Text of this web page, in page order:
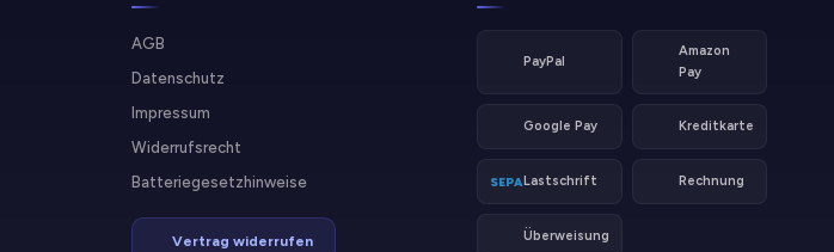
AGB
Datenschutz
Impressum
Widerrufsrecht
Batteriegesetzhinweise
Vertrag widerrufen
PayPal
Amazon
Pay
Google Pay Kreditkarte
SEPALastschrift Rechnung
Überweisung